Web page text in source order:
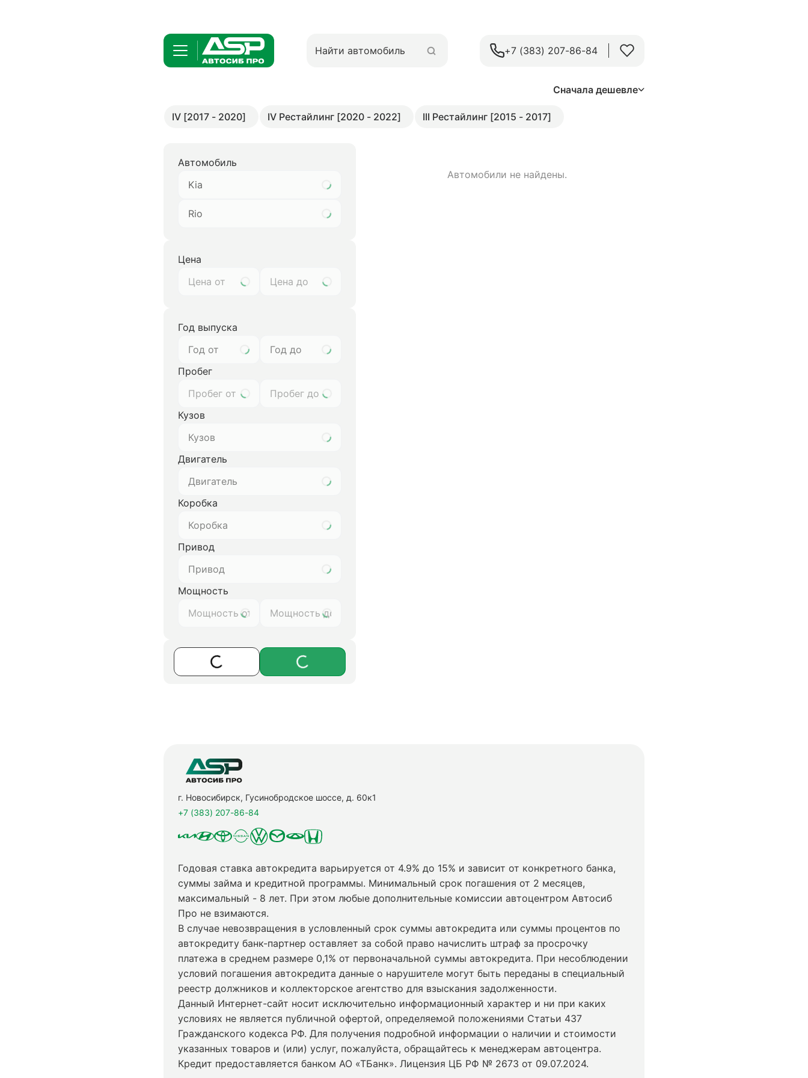
+7 (383) 207-86-84
Сначала дешевле
IV [2017 - 2020] IV Рестайлинг [2020 - 2022] III Рестайлинг [2015 - 2017]
Автомобиль
Kia
Rio
Цена
Год выпуска
Год от
Год до
Пробег
Кузов
Кузов
Двигатель
Двигатель
Коробка
Коробка
Привод
Привод
Мощность
Автомобили не найдены.
г. Новосибирск, Гусинобродское шоссе, д. 60к1
+7 (383) 207-86-84
Годовая ставка автокредита варьируется от 4.9% до 15% и зависит от конкретного банка,
суммы займа и кредитной программы. Минимальный срок погашения от 2 месяцев,
максимальный - 8 лет. При этом любые дополнительные комиссии автоцентром Автосиб
Про не взимаются.
В случае невозвращения в условленный срок суммы автокредита или суммы процентов по
автокредиту банк-партнер оставляет за собой право начислить штраф за просрочку
платежа в среднем размере 0,1% от первоначальной суммы автокредита. При несоблюдении
условий погашения автокредита данные о нарушителе могут быть переданы в специальный
реестр должников и коллекторское агентство для взыскания задолженности.
Данный Интернет-сайт носит исключительно информационный характер и ни при каких
условиях не является публичной офертой, определяемой положениями Статьи 437
Гражданского кодекса РФ. Для получения подробной информации о наличии и стоимости
указанных товаров и (или) услуг, пожалуйста, обращайтесь к менеджерам автоцентра.
Кредит предоставляется банком АО «ТБанк». Лицензия ЦБ РФ № 2673 от 09.07.2024.